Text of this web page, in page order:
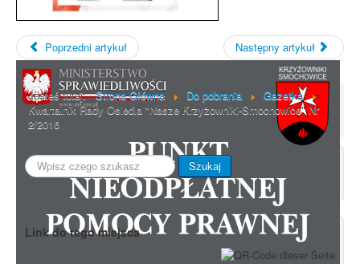
Poprzedni artykuł Następny artykuł
Jesteś tutaj: Strona Główna Do pobrania
Gazetka
Kwartalnik Rady Osiedla "Nasze Krzyżowniki-Smochowice" Nr
2/2016
Szukaj... Szukaj
Link do tego miejsca